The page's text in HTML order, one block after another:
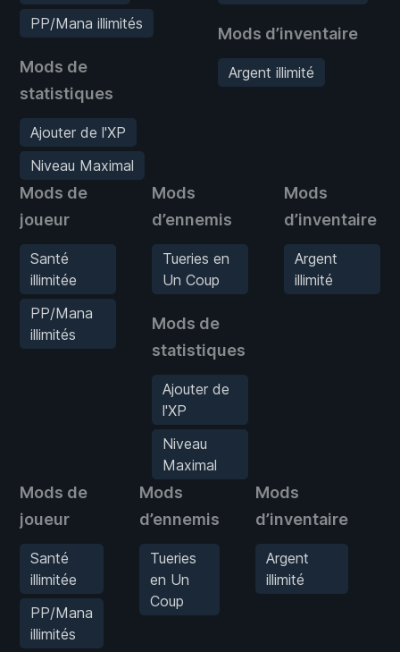
PP/Mana illimités
Mods de
statistiques
Ajouter de l'XP
Niveau Maximal
Mods d’inventaire
Argent illimité
Mods de
joueur
Santé
illimitée
PP/Mana
illimités
Mods
d’ennemis
Tueries en
Un Coup
Mods de
statistiques
Ajouter de
l'XP
Niveau
Maximal
Mods
d’inventaire
Argent
illimité
Mods de
joueur
Santé
illimitée
PP/Mana
illimités
Mods
d’ennemis
Tueries
en Un
Coup
Mods
d’inventaire
Argent
illimité